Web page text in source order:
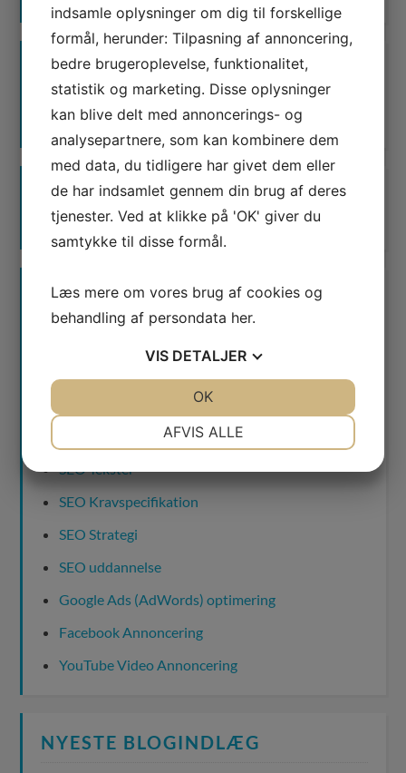
Waimea er certificeret
Google AdWords Premier Partner
PRODUKTER & SERVICES
Søgeordsanalyse
SEO Tekster
SEO Kravspecifikation
SEO Strategi
SEO uddannelse
Google Ads (AdWords) optimering
Facebook Annoncering
YouTube Video Annoncering
NYESTE BLOGINDLÆG
indsamle oplysninger om dig til forskellige
formål, herunder: Tilpasning af annoncering,
bedre brugeroplevelse, funktionalitet,
statistik og marketing. Disse oplysninger
kan blive delt med annoncerings- og
analysepartnere, som kan kombinere dem
med data, du tidligere har givet dem eller
de har indsamlet gennem din brug af deres
tjenester. Ved at klikke på 'OK' giver du
samtykke til disse formål.
Læs mere om vores brug af cookies og
behandling af persondata her.
VIS DETALJER
AFVIS ALLE
OK